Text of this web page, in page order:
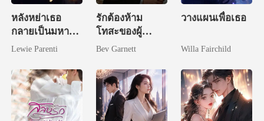
หลังหย่าเธอ
กลายเป็นมหา
เศรษฐี
Lewie Parenti
รักต้องห้าม
โทสะของผู้
ปกครอง
Bev Garnett
วางแผนเพื่อเธอ
Willa Fairchild